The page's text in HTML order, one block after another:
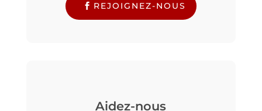
REJOIGNEZ-NOUS
Aidez-nous